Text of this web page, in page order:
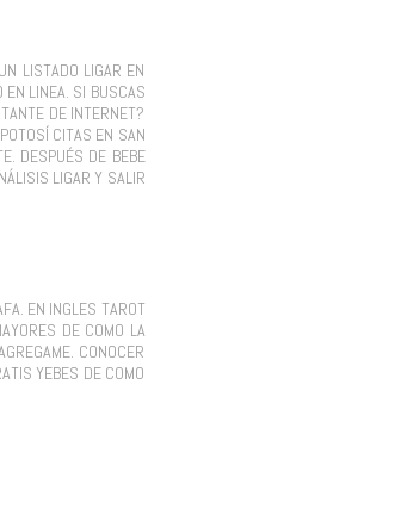
LISTADO LIGAR EN
EN LINEA. SI BUSCAS
DE INTERNET?
CITAS EN SAN
DESPUÉS DE BEBE
LIGAR Y SALIR
EN INGLES TAROT
DE COMO LA
CONOCER
YEBES DE COMO